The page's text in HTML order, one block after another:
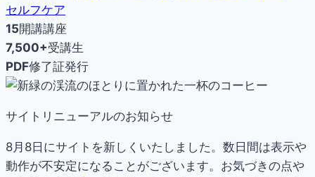
セルフケア
15開講講座
7,500+受講生
PDF修了証発行
サイトリニューアルのお知らせ
8月8日にサイトを新しくいたしました。数日間は表示や
動作が不安定になることがございます。お気づきの点や